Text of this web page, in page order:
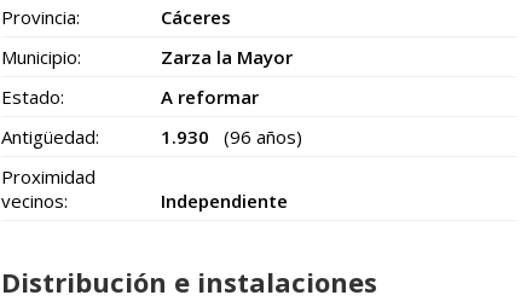
Provincia:
Cáceres
Municipio:
Zarza la Mayor
Estado:
A reformar
Antigüedad:
1.930
(96 años)
Proximidad
vecinos:
Independiente
Distribución e instalaciones